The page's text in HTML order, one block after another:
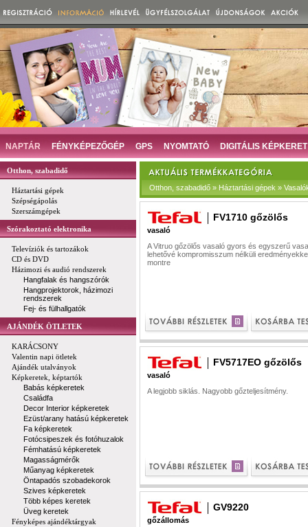
NAPTÁR FÉNYKÉPEZŐGÉP GPS NYOMTATÓ DIGITÁLIS KÉPKERET
Otthon, szabadidő
Háztartási gépek
Szépségápolás
Szerszámgépek
Szórakoztató elektronika
Televíziók és tartozákok
CD és DVD
Házimozi és audió rendszerek
Hangfalak és hangszórók
Hangprojektorok, házimozi
rendszerek
Fej- és fülhallgatók
AJÁNDÉK ÖTLETEK
KARÁCSONY
Valentin napi ötletek
Ajándék utalványok
Képkeretek, képtartók
Babás képkeretek
Családfa
Decor Interior képkeretek
Ezüst/arany hatású képkeretek
Fa képkeretek
Fotócsipeszek és fotóhuzalok
Fémhatású képkeretek
Magasságmérők
Műanyag képkeretek
Öntapadós szobadekorok
Szives képkeretek
Több képes keretek
Üveg keretek
Fényképes ajándéktárgyak
Otthon, szabadidő » Háztartási gépek »
FV1710 gőzölős
vasaló
A Vitruo gőzölős vasaló gyors és egyszerű
lehetővé kompromisszum nélküli
montre
FV5717EO gőzölős
vasaló
A legjobb siklás. Nagyobb gőzteljesítmény.
GV9220
gőzállomás